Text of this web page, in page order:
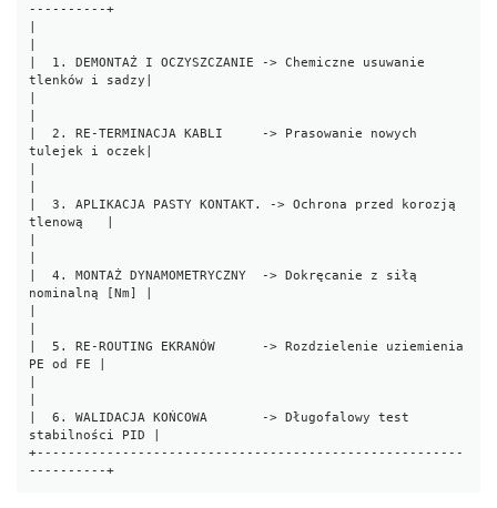
----------+
|  1. DEMONTAŻ I OCZYSZCZANIE -> Chemiczne usuwanie
tlenków i sadzy|
|  2. RE-TERMINACJA KABLI     -> Prasowanie nowych
tulejek i oczek|
|  3. APLIKACJA PASTY KONTAKT. -> Ochrona przed korozją
tlenową   |
|  4. MONTAŻ DYNAMOMETRYCZNY  -> Dokręcanie z siłą
nominalną [Nm] |
|  5. RE-ROUTING EKRANÓW      -> Rozdzielenie uziemienia
PE od FE |
|  6. WALIDACJA KOŃCOWA       -> Długofalowy test
stabilności PID |
+-------------------------------------------------------